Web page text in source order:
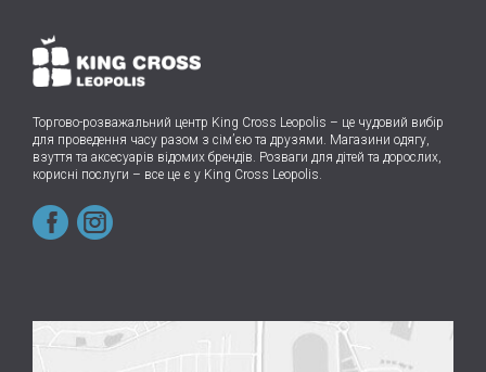
Торгово-розважальний центр King Cross Leopolis – це чудовий вибір
для проведення часу разом з сім’єю та друзями. Магазини одягу,
взуття та аксесуарів відомих брендів. Розваги для дітей та дорослих,
корисні послуги – все це є у King Cross Leopolis.